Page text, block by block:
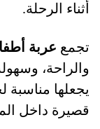
أثناء الرحلة.
تجمع عربة
والراحة،
يجعلها مناسبة
قصيرة داخل